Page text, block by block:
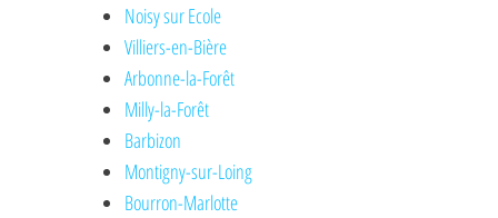
Noisy sur Ecole
Villiers-en-Bière
Arbonne-la-Forêt
Milly-la-Forêt
Barbizon
Montigny-sur-Loing
Bourron-Marlotte